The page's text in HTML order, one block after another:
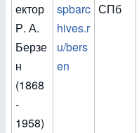
ектор
Р. А.
Берзе
н
(1868
-
1958)
spbarc
hives.r
u/bers
en
СПб